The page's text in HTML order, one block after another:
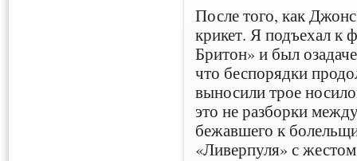
После того, как
крикет. Я подъехал к
Бритон» и был
что беспорядки
выносили трое
это не разборки
бежавшего к
«Ливерпуля» с